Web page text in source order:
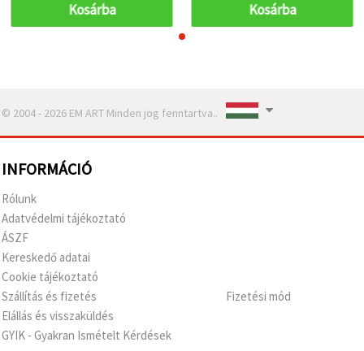
kézimunkához
Kosárba
kézimunkához
Kosárba
© 2004 - 2026 EM ART Minden jog fenntartva..
INFORMÁCIÓ
Rólunk
Adatvédelmi tájékoztató
ÁSZF
Kereskedő adatai
Cookie tájékoztató
Szállítás és fizetés
Elállás és visszaküldés
GYIK - Gyakran Ismételt Kérdések
Fizetési mód